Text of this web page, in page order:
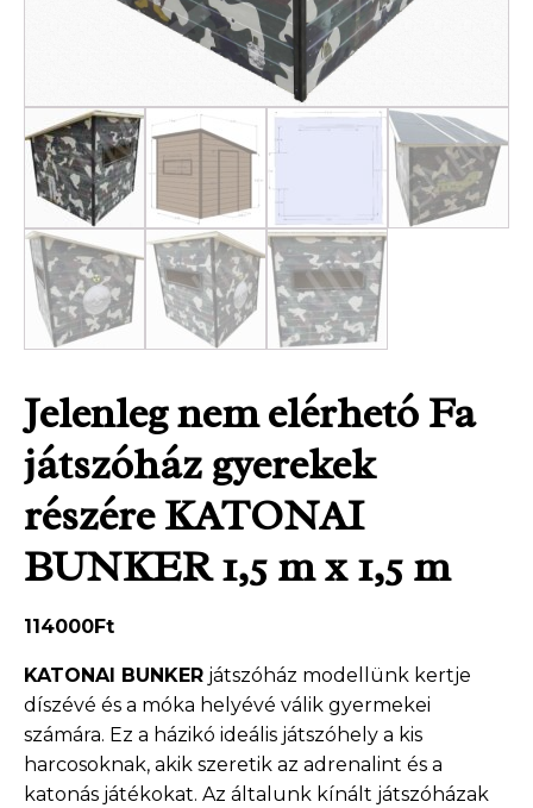
Jelenleg nem elérhetó Fa
játszóház gyerekek
részére KATONAI
BUNKER 1,5 m x 1,5 m
114000Ft
KATONAI BUNKER játszóház modellünk kertje
díszévé és a móka helyévé válik gyermekei
számára. Ez a házikó ideális játszóhely a kis
harcosoknak, akik szeretik az adrenalint és a
katonás játékokat. Az általunk kínált játszóházak